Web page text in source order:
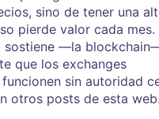
sino de tener una
pierde valor cada mes.
sostiene —la
que los exchanges
sin autoridad
otros posts de esta web.